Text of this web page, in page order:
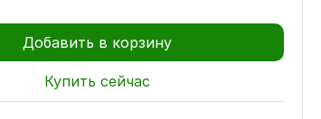
Добавить в корзину
Купить сейчас